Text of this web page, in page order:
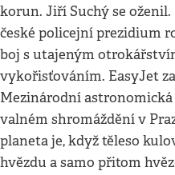
korun. Jiří Suchý se
české policejní prezidium
boj s utajeným
vykořisťováním. EasyJet
Mezinárodní
valném shromáždění v
planeta je, když těleso
hvězdu a samo přitom